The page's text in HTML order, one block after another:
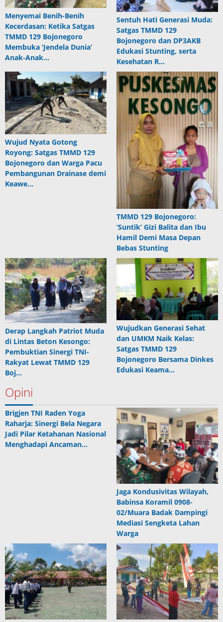
Menyemai Benih-Benih
Kecerdasan: Ketika Satgas
TMMD 129 Bojonegoro
Membuka ‘Jendela Dunia’
Anak-Anak…
Sentuh Hati Generasi Muda:
Satgas TMMD 129
Bojonegoro dan DP3AKB
Edukasi Stunting, serta
Kesehatan R…
Wujud Nyata Gotong
Royong: Satgas TMMD 129
Bojonegoro dan Warga Pacu
Pembangunan Drainase demi
Keawe…
TMMD 129 Bojonegoro:
‘Suntik’ Gizi Balita dan Ibu
Hamil Demi Masa Depan
Bebas Stunting
Derap Langkah Patriot Muda
di Lintas Beton Kesongo:
Pembuktian Sinergi TNI-
Rakyat Lewat TMMD 129
Boj…
Wujudkan Generasi Sehat
dan UMKM Naik Kelas:
Satgas TMMD 129
Bojonegoro Bersama Dinkes
Edukasi Keama…
Opini
Brigjen TNI Raden Yoga
Raharja: Sinergi Bela Negara
Jadi Pilar Ketahanan Nasional
Menghadapi Ancaman…
Jaga Kondusivitas Wilayah,
Babinsa Koramil 0908-
02/Muara Badak Dampingi
Mediasi Sengketa Lahan
Warga